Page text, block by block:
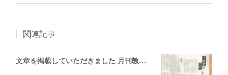
関連記事
文章を掲載していただきました 月刊教職研修 ”不登校の論点”